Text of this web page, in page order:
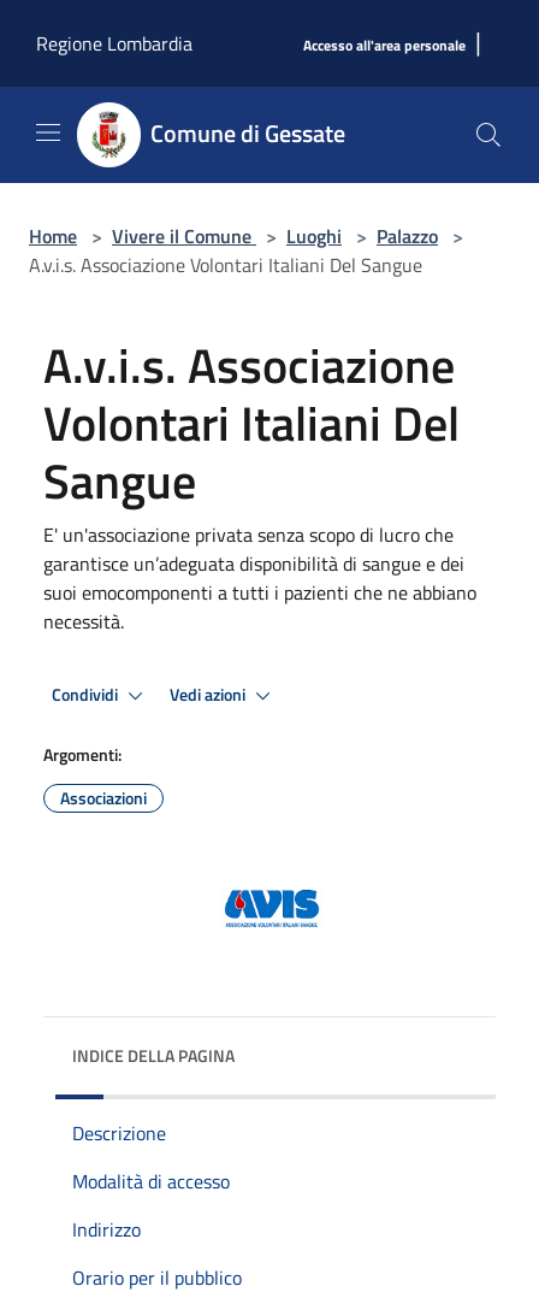
Regione Lombardia
Accesso all'area personale |
Comune di Gessate
Home > Vivere il Comune > Luoghi > Palazzo >
A.v.i.s. Associazione Volontari Italiani Del Sangue
A.v.i.s. Associazione
Volontari Italiani Del
Sangue
E' un'associazione privata senza scopo di lucro che
garantisce un’adeguata disponibilità di sangue e dei
suoi emocomponenti a tutti i pazienti che ne abbiano
necessità.
Condividi Vedi azioni
Argomenti:
Associazioni
INDICE DELLA PAGINA
Descrizione
Modalità di accesso
Indirizzo
Orario per il pubblico